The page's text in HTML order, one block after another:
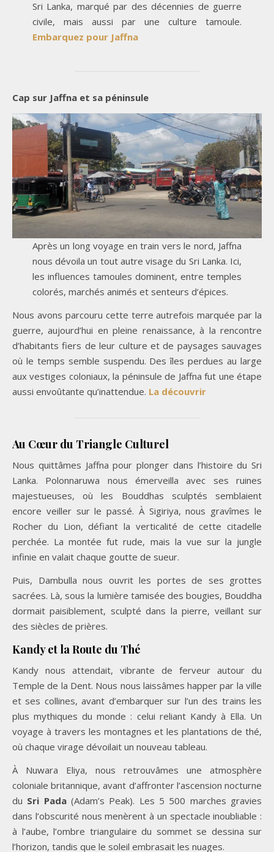
Sri Lanka, marqué par des décennies de guerre
civile, mais aussi par une culture tamoule.
Embarquez pour Jaffna
Cap sur Jaffna et sa péninsule
Après un long voyage en train vers le nord, Jaffna
nous dévoila un tout autre visage du Sri Lanka. Ici,
les influences tamoules dominent, entre temples
colorés, marchés animés et senteurs d’épices.
Nous avons parcouru cette terre autrefois marquée par la
guerre, aujourd’hui en pleine renaissance, à la rencontre
d’habitants fiers de leur culture et de paysages sauvages
où le temps semble suspendu. Des îles perdues au large
aux vestiges coloniaux, la péninsule de Jaffna fut une étape
aussi envoûtante qu’inattendue. La découvrir
Au Cœur du Triangle Culturel
Nous quittâmes Jaffna pour plonger dans l’histoire du Sri
Lanka. Polonnaruwa nous émerveilla avec ses ruines
majestueuses, où les Bouddhas sculptés semblaient
encore veiller sur le passé. À Sigiriya, nous gravîmes le
Rocher du Lion, défiant la verticalité de cette citadelle
perchée. La montée fut rude, mais la vue sur la jungle
infinie en valait chaque goutte de sueur.
Puis, Dambulla nous ouvrit les portes de ses grottes
sacrées. Là, sous la lumière tamisée des bougies, Bouddha
dormait paisiblement, sculpté dans la pierre, veillant sur
des siècles de prières.
Kandy et la Route du Thé
Kandy nous attendait, vibrante de ferveur autour du
Temple de la Dent. Nous nous laissâmes happer par la ville
et ses collines, avant d’embarquer sur l’un des trains les
plus mythiques du monde : celui reliant Kandy à Ella. Un
voyage à travers les montagnes et les plantations de thé,
où chaque virage dévoilait un nouveau tableau.
À Nuwara Eliya, nous retrouvâmes une atmosphère
coloniale britannique, avant d’affronter l’ascension nocturne
du Sri Pada(Adam’s Peak). Les 5 500 marches gravies
dans l’obscurité nous menèrent à un spectacle inoubliable :
à l’aube, l’ombre triangulaire du sommet se dessina sur
l’horizon, tandis que le soleil embrasait les nuages.